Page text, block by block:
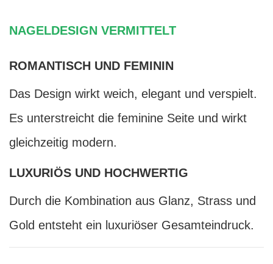
NAGELDESIGN VERMITTELT
ROMANTISCH UND FEMININ
Das Design wirkt weich, elegant und verspielt.
Es unterstreicht die feminine Seite und wirkt
gleichzeitig modern.
LUXURIÖS UND HOCHWERTIG
Durch die Kombination aus Glanz, Strass und
Gold entsteht ein luxuriöser Gesamteindruck.